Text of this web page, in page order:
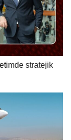
stratejik